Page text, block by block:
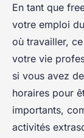
En tant que
votre emploi
où travailler,
votre vie
si vous avez
horaires pour
importants,
activités